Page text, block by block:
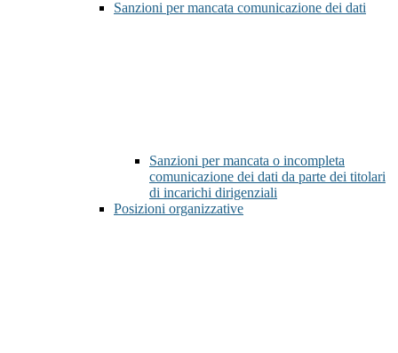
Sanzioni per mancata comunicazione dei dati
Sanzioni per mancata o incompleta
comunicazione dei dati da parte dei titolari
di incarichi dirigenziali
Posizioni organizzative